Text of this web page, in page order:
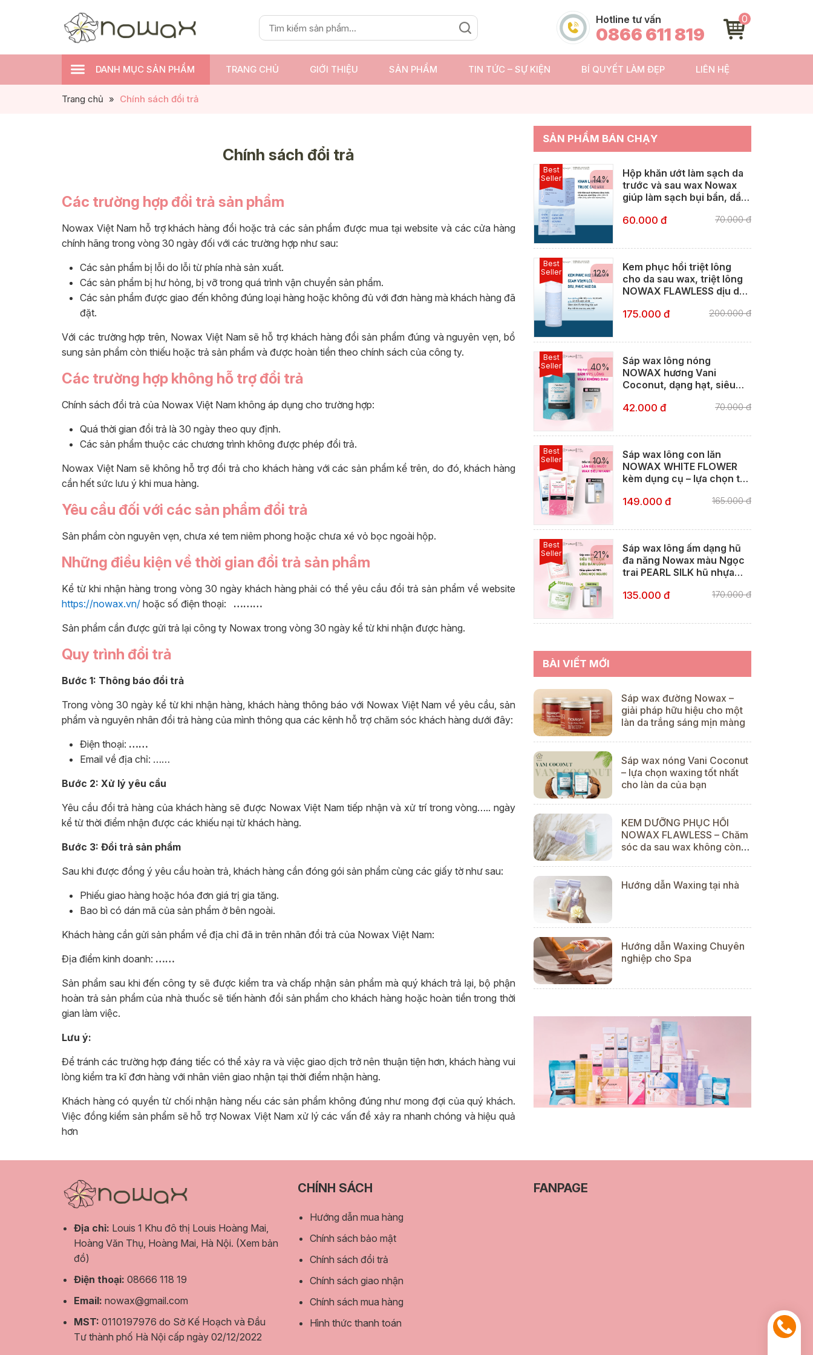
0
Hotline tư vấn
0866 611 819
DANH MỤC SẢN PHẨM TRANG CHỦ GIỚI THIỆU SẢN PHẨM TIN TỨC – SỰ KIỆN BÍ QUYẾT LÀM ĐẸP LIÊN HỆ
Trang chủ » Chính sách đổi trả
Chính sách đổi trả
Các trường hợp đổi trả sản phẩm
Nowax Việt Nam hỗ trợ khách hàng đổi hoặc trả các sản phẩm được mua tại website và các cửa hàng
chính hãng trong vòng 30 ngày đối với các trường hợp như sau:
Các sản phẩm bị lỗi do lỗi từ phía nhà sản xuất.
Các sản phẩm bị hư hỏng, bị vỡ trong quá trình vận chuyển sản phẩm.
Các sản phẩm được giao đến không đúng loại hàng hoặc không đủ với đơn hàng mà khách hàng đã
đặt.
Với các trường hợp trên, Nowax Việt Nam sẽ hỗ trợ khách hàng đổi sản phẩm đúng và nguyên vẹn, bổ
sung sản phẩm còn thiếu hoặc trả sản phẩm và được hoàn tiền theo chính sách của công ty.
Các trường hợp không hỗ trợ đổi trả
Chính sách đổi trả của Nowax Việt Nam không áp dụng cho trường hợp:
Quá thời gian đổi trả là 30 ngày theo quy định.
Các sản phẩm thuộc các chương trình không được phép đổi trả.
Nowax Việt Nam sẽ không hỗ trợ đổi trả cho khách hàng với các sản phẩm kể trên, do đó, khách hàng
cần hết sức lưu ý khi mua hàng.
Yêu cầu đối với các sản phẩm đổi trả
Sản phẩm còn nguyên vẹn, chưa xé tem niêm phong hoặc chưa xé vỏ bọc ngoài hộp.
Những điều kiện về thời gian đổi trả sản phẩm
Kể từ khi nhận hàng trong vòng 30 ngày khách hàng phải có thể yêu cầu đổi trả sản phẩm về website
https://nowax.vn/ hoặc số điện thoại: ………
Sản phẩm cần được gửi trả lại công ty Nowax trong vòng 30 ngày kể từ khi nhận được hàng.
Quy trình đổi trả
Bước 1: Thông báo đổi trả
Trong vòng 30 ngày kể từ khi nhận hàng, khách hàng thông báo với Nowax Việt Nam về yêu cầu, sản
phẩm và nguyên nhân đổi trả hàng của mình thông qua các kênh hỗ trợ chăm sóc khách hàng dưới đây:
Điện thoại: ……
Email về địa chỉ: ……
Bước 2: Xử lý yêu cầu
Yêu cầu đổi trả hàng của khách hàng sẽ được Nowax Việt Nam tiếp nhận và xử trí trong vòng….. ngày
kể từ thời điểm nhận được các khiếu nại từ khách hàng.
Bước 3: Đổi trả sản phẩm
Sau khi được đồng ý yêu cầu hoàn trả, khách hàng cần đóng gói sản phẩm cùng các giấy tờ như sau:
Phiếu giao hàng hoặc hóa đơn giá trị gia tăng.
Bao bì có dán mã của sản phẩm ở bên ngoài.
Khách hàng cần gửi sản phẩm về địa chỉ đã in trên nhãn đổi trả của Nowax Việt Nam:
Địa điểm kinh doanh: ……
Sản phẩm sau khi đến công ty sẽ được kiểm tra và chấp nhận sản phẩm mà quý khách trả lại, bộ phận
hoàn trả sản phẩm của nhà thuốc sẽ tiến hành đổi sản phẩm cho khách hàng hoặc hoàn tiền trong thời
gian làm việc.
Lưu ý:
Để tránh các trường hợp đáng tiếc có thể xảy ra và việc giao dịch trở nên thuận tiện hơn, khách hàng vui
lòng kiểm tra kĩ đơn hàng với nhân viên giao nhận tại thời điểm nhận hàng.
Khách hàng có quyền từ chối nhận hàng nếu các sản phẩm không đúng như mong đợi của quý khách.
Việc đồng kiểm sản phẩm sẽ hỗ trợ Nowax Việt Nam xử lý các vấn đề xảy ra nhanh chóng và hiệu quả
hơn
SẢN PHẨM BÁN CHẠY
Best
Seller
Hộp khăn ướt làm sạch da
trước và sau wax Nowax
giúp làm sạch bụi bẩn, dầu
60.000 đ
70.000 đ
14%
Best
Seller
Kem phục hồi triệt lông
cho da sau wax, triệt lông
NOWAX FLAWLESS dịu da,
viêm lỗ chân lông
175.000 đ 200.000 đ
12%
Best
Seller
Sáp wax lông nóng
NOWAX hương Vani
Coconut, dạng hạt, siêu
thông, waxing Bikini, Nách
42.000 đ 70.000 đ
40%
Best
Seller
Sáp wax lông con lăn
NOWAX WHITE FLOWER
kèm dụng cụ – lựa chọn tốt
lưng, bụng, ngực
149.000 đ 165.000 đ
10%
Best
Seller
Sáp wax lông ấm dạng hũ
đa năng Nowax màu Ngọc
trai PEARL SILK hũ nhựa
135.000 đ
170.000 đ
21%
BÀI VIẾT MỚI
Sáp wax đường Nowax –
giải pháp hữu hiệu cho một
làn da trắng sáng mịn màng
Sáp wax nóng Vani Coconut
– lựa chọn waxing tốt nhất
cho làn da của bạn
KEM DƯỠNG PHỤC HỒI
NOWAX FLAWLESS – Chăm
sóc da sau wax không còn
Hướng dẫn Waxing tại nhà
Hướng dẫn Waxing Chuyên
nghiệp cho Spa
Địa chỉ: Louis 1 Khu đô thị Louis Hoàng Mai,
Hoàng Văn Thụ, Hoàng Mai, Hà Nội. (Xem bản
đồ)
Điện thoại: 08666 118 19
Email: nowax@gmail.com
MST: 0110197976 do Sở Kế Hoạch và Đầu
Tư thành phố Hà Nội cấp ngày 02/12/2022
CHÍNH SÁCH
Hướng dẫn mua hàng
Chính sách bảo mật
Chính sách đổi trả
Chính sách giao nhận
Chính sách mua hàng
Hình thức thanh toán
FANPAGE